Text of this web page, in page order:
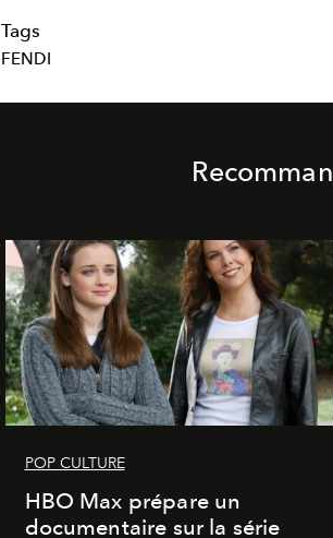
Tags
FENDI
POP CULTURE
HBO Max prépare un
documentaire sur la série